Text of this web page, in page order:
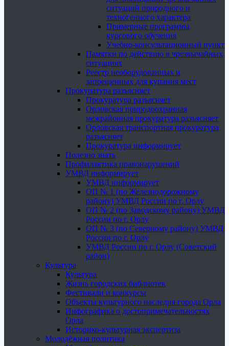
ситуаций природного и
техногенного характера
Примерные программы
курсового обучения
Учебно-консультационный пункт
Памятки по действию в чрезвычайных
ситуациях
Реестр необорудованных и
запрещенных для купания мест
Прокуратура разъясняет
Прокуратура разъясняет
Орловская природоохранная
межрайонная прокуратура разъясняет
Орловская транспортная прокуратура
разъясняет
Прокуратура информирует
Полезно знать
Профилактика правонарушений
УМВД информирует
УМВД информирует
ОП № 1 (по Железнодорожному
району) УМВД России по г. Орлу
ОП № 2 (по Заводскому району) УМВД
России по г. Орлу
ОП № 3 (по Северному району) УМВД
России по г. Орлу
УМВД России по г. Орлу (Советский
район)
Культура
Культура
Жизнь городских библиотек
Фестивали и конкурсы
Объекты культурного наследия города Орла
Инфографика о достопримечательностях
Орла
Историко-культурная экспертиза
Молодёжная политика